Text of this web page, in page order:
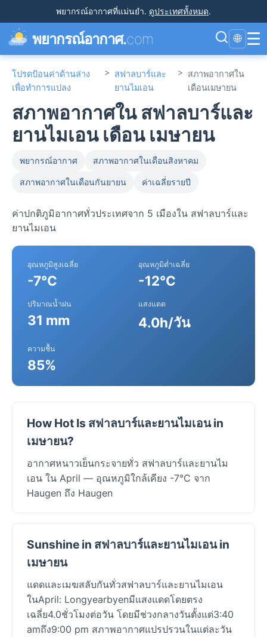
พยากรณ์อากาศที่แม่นยำ. ดูประเทศทั้งหมด.
พยากรณ์อากาศ.com 🌐 ☰
โปรดป้อนค่าด้านล่าง
เพื่อทำการแปลง
> สฟาลบาร์และ
ยานไมเอน
> สภาพอากาศใน
เดือนเมษายน
สภาพอากาศใน สฟาลบาร์และ
ยานไมเอน เดือน เมษายน
พยากรณ์อากาศ สภาพอากาศในเดือนสิงหาคม
สภาพอากาศในเดือนกันยายน ค่าเฉลี่ยรายปี
ค่าปกติภูมิอากาศทั่วประเทศจาก 5 เมืองใน สฟาลบาร์และ
ยานไมเอน
อุณหภูมิสูงเฉลี่ย
-7°C
อุณหภูมิต่ำเฉลี่ย
-12°C
ปริมาณน้ำฝน
31 mm
แสงแดด
4.0h/วัน
ความชื้น
85%
How Hot Is สฟาลบาร์และยานไมเอน in
เมษายน?
อากาศหนาวเย็นกระจายทั่ว สฟาลบาร์และยานไม
เอน ใน April — อุณหภูมิใกล้เคียง -7°C จาก
Haugen ถึง Haugen
Sunshine in สฟาลบาร์และยานไมเอน in
เมษายน
แดดและเมฆสลับกันทั่วสฟาลบาร์และยานไมเอน
ในApril: Longyearbyenมีแสงแดดโดยตรง
เฉลี่ย4.0ชั่วโมงต่อวัน โดยมีช่วงกลางวันตั้งแต่3:40
amถึง9:00 pm สภาพอากาศแปรปรวนในแต่ละวัน